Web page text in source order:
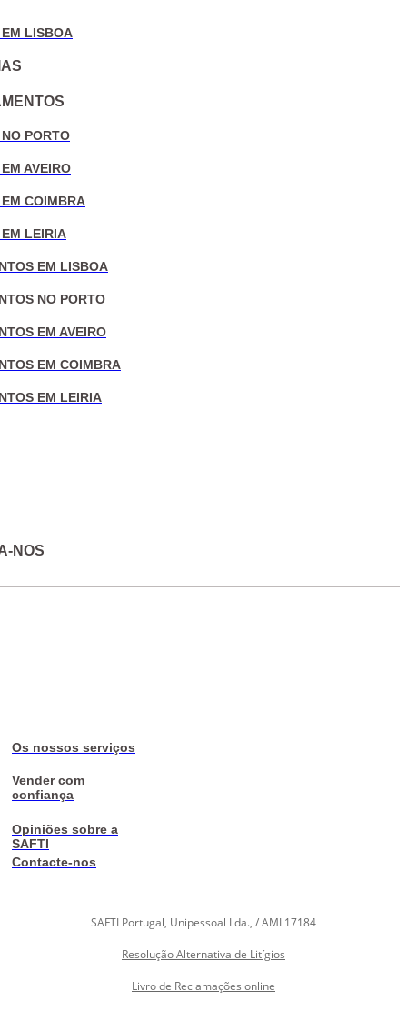
LISBOA
PORTO
AVEIRO
COIMBRA
LEIRIA
EM LISBOA
NO PORTO
EM AVEIRO
EM COIMBRA
EM LEIRIA
NOS
Os nossos serviços
Vender com
confiança
Opiniões sobre a
SAFTI
Contacte-nos
SAFTI Portugal, Unipessoal Lda., / AMI 17184
Resolução Alternativa de Litígios
Livro de Reclamações online